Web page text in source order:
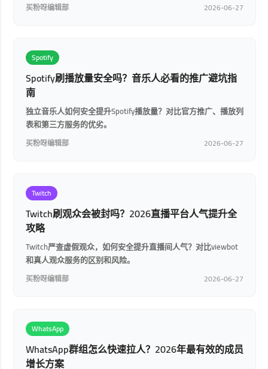
买粉呀编辑部 2026-06-27
Spotify
Spotify刷播放量安全吗？音乐人必看的推广避坑指
南
独立音乐人如何安全提升Spotify播放量？对比官方推广、播放列
表和第三方服务的优劣。
买粉呀编辑部 2026-06-27
Twitch
Twitch刷观众会被封吗？2026直播平台人气提升全
攻略
Twitch严查虚假观众，如何安全提升直播间人气？对比viewbot
和真人观众服务的区别和风险。
买粉呀编辑部 2026-06-27
WhatsApp
WhatsApp群组怎么快速拉人？2026年最有效的成员
增长方案